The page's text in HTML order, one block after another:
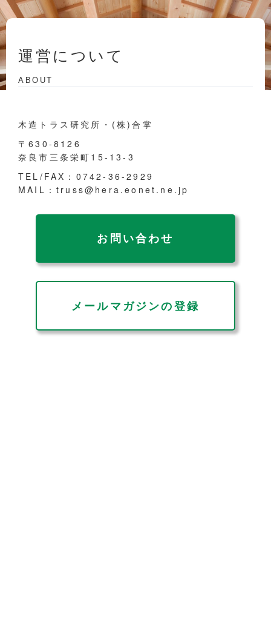
運営について
ABOUT
木造トラス研究所・(株)合掌
〒630-8126
奈良市三条栄町15-13-3
TEL/FAX：0742-36-2929
MAIL：truss@hera.eonet.ne.jp
お問い合わせ
メールマガジンの登録